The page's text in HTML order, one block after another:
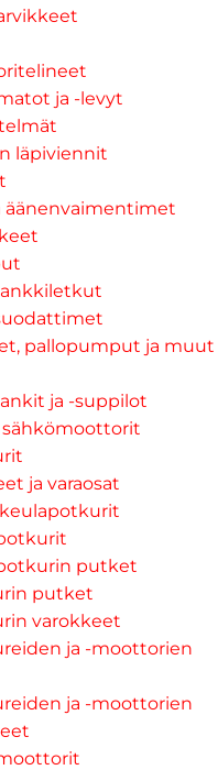
ja -levyt
läpiviennit
äänenvaimentimet
pallopumput ja muut
ja -suppilot
ja varaosat
putket
putket
varokkeet
ja -moottorien
ja -moottorien